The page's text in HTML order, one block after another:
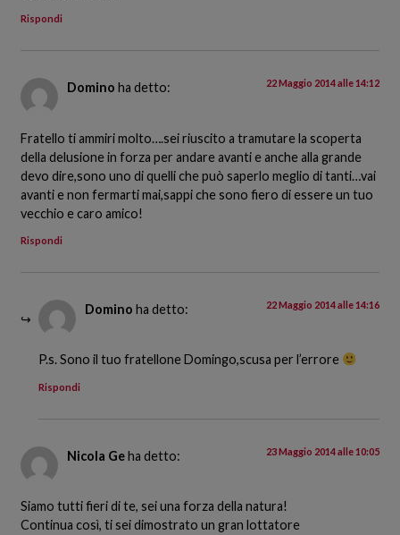
Rispondi
Domino ha detto: 22 Maggio 2014 alle 14:12
Fratello ti ammiri molto….sei riuscito a tramutare la scoperta
della delusione in forza per andare avanti e anche alla grande
devo dire,sono uno di quelli che può saperlo meglio di tanti…vai
avanti e non fermarti mai,sappi che sono fiero di essere un tuo
vecchio e caro amico!
Rispondi
Domino ha detto: 22 Maggio 2014 alle 14:16
P.s. Sono il tuo fratellone Domingo,scusa per l’errore
Rispondi
Nicola Ge ha detto: 23 Maggio 2014 alle 10:05
Siamo tutti fieri di te, sei una forza della natura!
Continua così, ti sei dimostrato un gran lottatore